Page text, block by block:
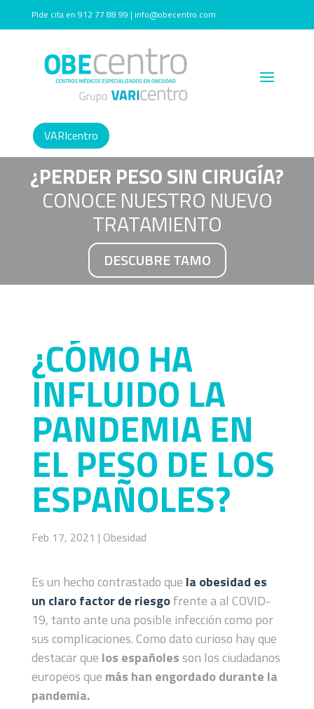
Pide cita en 912 77 88 99 | info@obecentro.com
VARIcentro
¿PERDER PESO SIN CIRUGÍA?
CONOCE NUESTRO NUEVO
TRATAMIENTO
DESCUBRE TAMO
¿CÓMO HA
INFLUIDO LA
PANDEMIA EN
EL PESO DE LOS
ESPAÑOLES?
Feb 17, 2021 | Obesidad
Es un hecho contrastado que la obesidad es
un claro factor de riesgofrente a al COVID-
19, tanto ante una posible infección como por
sus complicaciones. Como dato curioso hay que
destacar que los españolesson los ciudadanos
europeos que más han engordado durante la
pandemia.